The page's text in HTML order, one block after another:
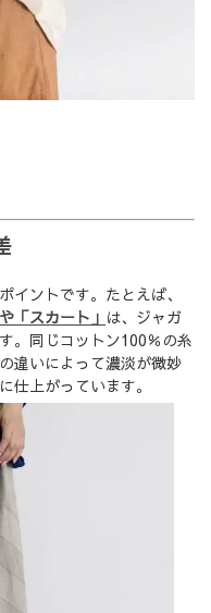
イントです。たとえば、
「スカート」 は、ジャガ
。同じコットン100％の糸
違いによって濃淡が微妙
仕上がっています。